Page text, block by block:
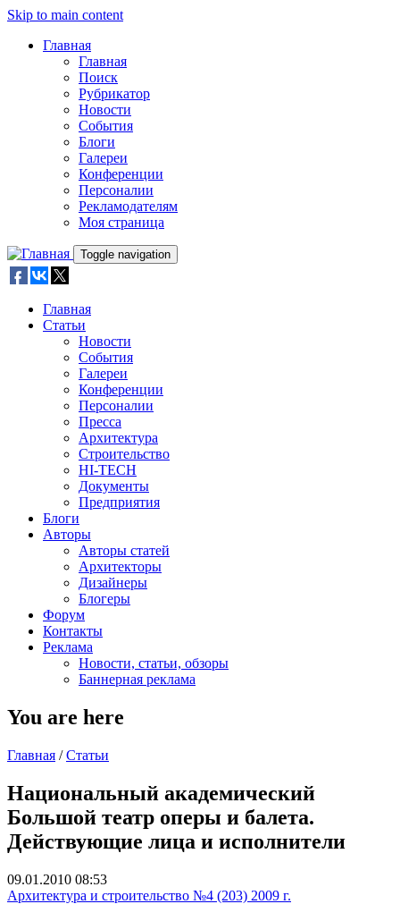
Skip to main content
Главная
Главная
Поиск
Рубрикатор
Новости
События
Блоги
Галереи
Конференции
Персоналии
Рекламодателям
Моя страница
Toggle navigation
Главная
Статьи
Новости
События
Галереи
Конференции
Персоналии
Пресса
Архитектура
Строительство
HI-TECH
Документы
Предприятия
Блоги
Авторы
Авторы статей
Архитекторы
Дизайнеры
Блогеры
Форум
Контакты
Реклама
Новости, статьи, обзоры
Баннерная реклама
You are here
Главная / Статьи
Национальный академический
Большой театр оперы и балета.
Действующие лица и исполнители
09.01.2010 08:53
Архитектура и строительство №4 (203) 2009 г.